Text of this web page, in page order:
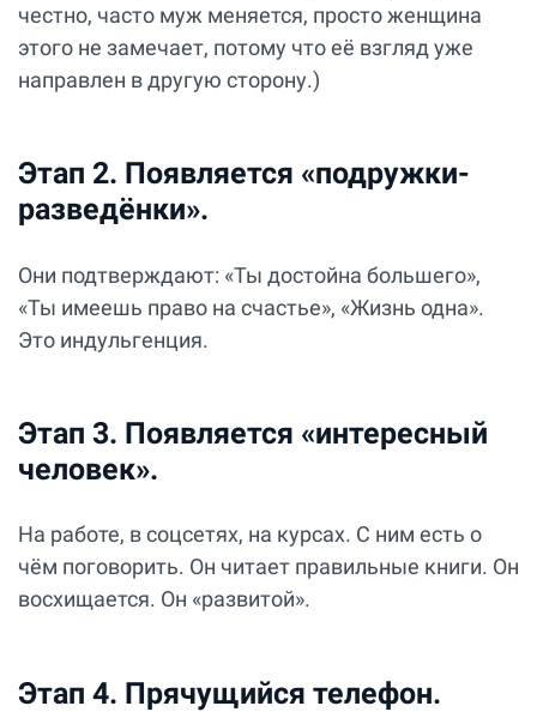
честно, часто муж меняется, просто женщина
этого не замечает, потому что её взгляд уже
направлен в другую сторону.)
Этап 2. Появляется «подружки-
разведёнки».
Они подтверждают: «Ты достойна большего»,
«Ты имеешь право на счастье», «Жизнь одна».
Это индульгенция.
Этап 3. Появляется «интересный
человек».
На работе, в соцсетях, на курсах. С ним есть о
чём поговорить. Он читает правильные книги. Он
восхищается. Он «развитой».
Этап 4. Прячущийся телефон.